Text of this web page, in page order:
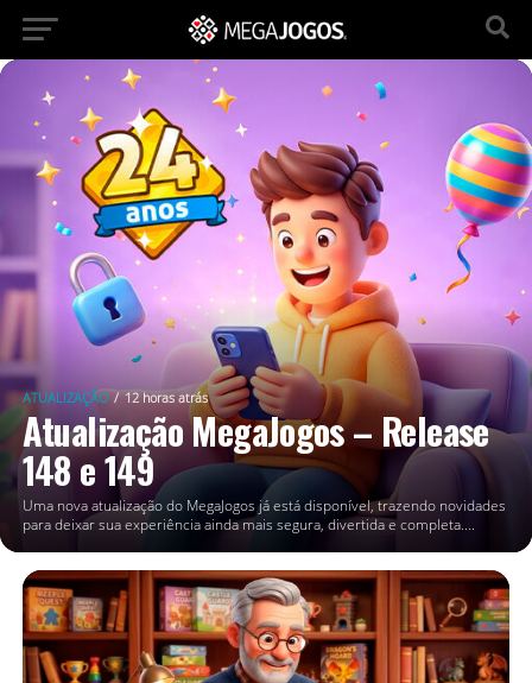
ATUALIZAÇÃO 12 horas atrás
Atualização MegaJogos – Release
148 e 149
Uma nova atualização do MegaJogos já está disponível, trazendo novidades
para deixar sua experiência ainda mais segura, divertida e completa....